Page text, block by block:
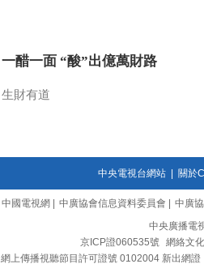
一醋一面 “酸”出億萬財路
生財有道
中央電視台網站| 關於
中國電視網 中廣協會信息資料委員會 中廣
中央廣播電
京ICP證060535號
網絡文
網上傳播視聽節目許可證號 0102004 新出網證